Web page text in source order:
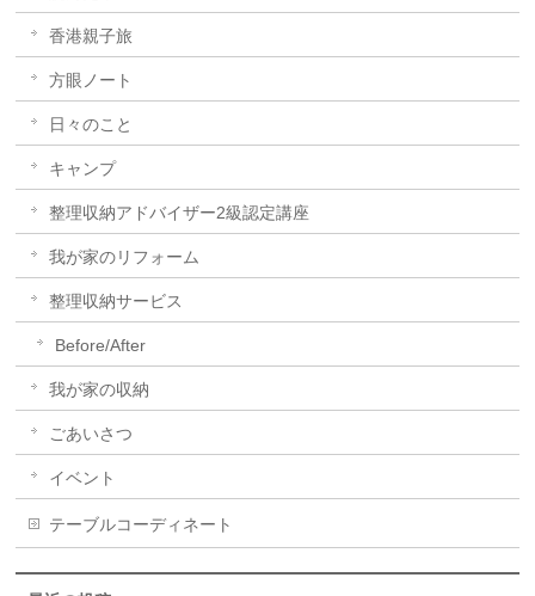
香港親子旅
方眼ノート
日々のこと
キャンプ
整理収納アドバイザー2級認定講座
我が家のリフォーム
整理収納サービス
Before/After
我が家の収納
ごあいさつ
イベント
テーブルコーディネート